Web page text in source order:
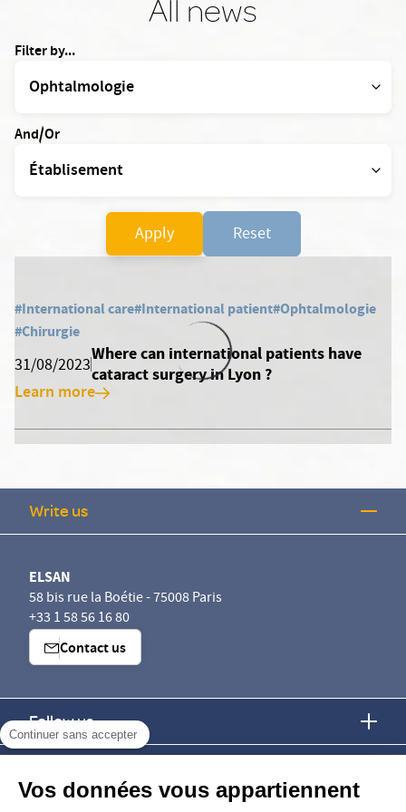
Continuer sans accepter
Vos données vous appartiennent
All news
Filter by...
And/Or
Apply Reset
#International care#International patient#Ophtalmologie
#Chirurgie
31/08/2023
Where can international patients have
cataract surgery in Lyon ?
Learn more
Write us
ELSAN
58 bis rue la Boétie - 75008 Paris
+33 1 58 56 16 80
Contact us
Follow us